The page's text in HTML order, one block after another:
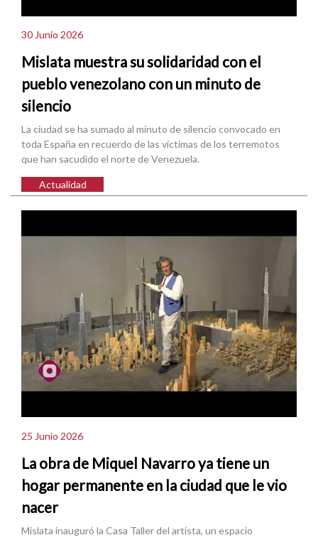
30 Junio 2026
Mislata muestra su solidaridad con el
pueblo venezolano con un minuto de
silencio
La ciudad se ha sumado al minuto de silencio convocado en
toda España en recuerdo de las víctimas de los terremotos
que han sacudido el norte de Venezuela.
Actualidad
25 Junio 2026
La obra de Miquel Navarro ya tiene un
hogar permanente en la ciudad que le vio
nacer
Mislata inauguró la Casa Taller del artista, un espacio